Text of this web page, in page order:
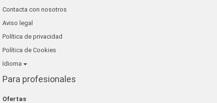
Contacta con nosotros
Aviso legal
Política de privacidad
Política de Cookies
Idioma
Para profesionales
Ofertas